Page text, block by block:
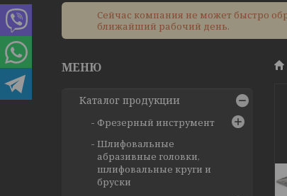
Сейчас компания не может быстро
ближайший рабочий день.
Каталог продукции
Фрезерный инструмент
Шлифовальные
абразивные головки,
шлифовальные круги и
бруски